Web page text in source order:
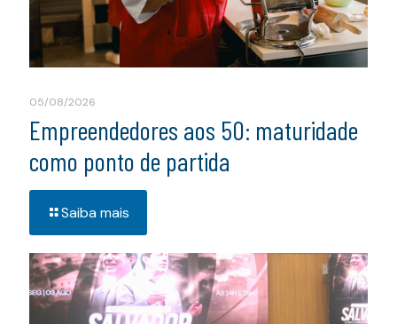
05/08/2026
Empreendedores aos 50: maturidade
como ponto de partida
Saiba mais